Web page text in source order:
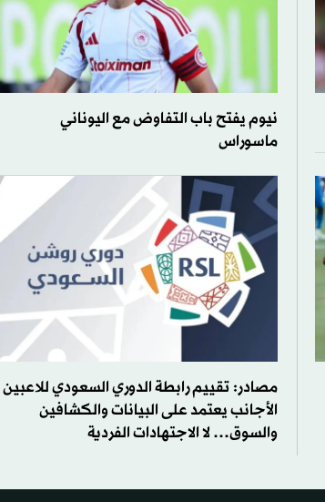
نيوم يفتح باب التفاوض مع اليوناني
ماسوراس
مصادر: تقييم رابطة الدوري السعودي للاعبين
الأجانب يعتمد على البيانات والكشافين
والسوق… لا الاجتهادات الفردية